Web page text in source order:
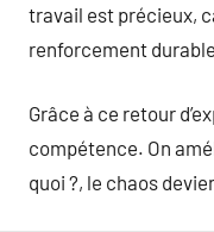
travail est précieux,
renforcement
Grâce à ce retour
compétence. On
quoi ?, le chaos